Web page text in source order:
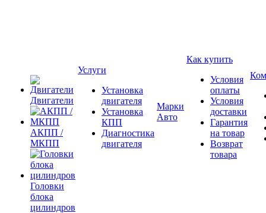
Двигатели
АКПП /
МКПП
Головки
блока
цилиндров
Услуги
Установка
двигателя
Установка
КПП
Диагностика
двигателя
Марки
Авто
Как купить
Условия
оплаты
Условия
доставки
Гарантия
на товар
Возврат
товара